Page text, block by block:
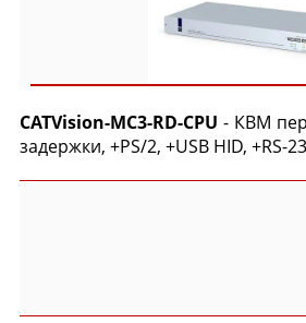
CATVision-MC3-RD-CPU - КВМ
задержки, +PS/2, +USB HID, +RS-